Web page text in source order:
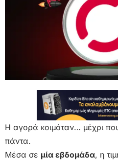
Η αγορά κοιμόταν… μέχρι
πάντα.
Μέσα σε μία εβδομάδα, η